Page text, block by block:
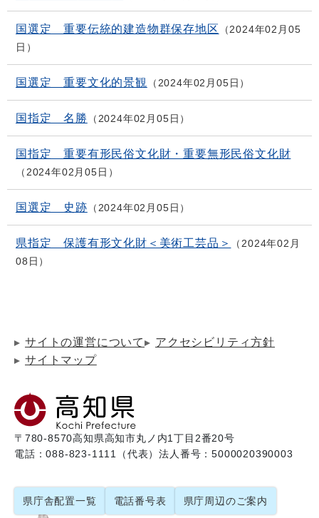
国選定 重要伝統的建造物群保存地区
2024年02月05
日
国選定 重要文化的景観 2024年02月05日
国指定 名勝 2024年02月05日
国指定 重要有形民俗文化財・重要無形民俗文化財
2024年02月05日
国選定 史跡 2024年02月05日
県指定 保護有形文化財＜美術工芸品＞
2024年02月
08日
サイトの運営について
アクセシビリティ方針
サイトマップ
〒780-8570高知県高知市丸ノ内1丁目2番20号
電話：088-823-1111（代表）法人番号：5000020390003
県庁舎配置一覧 電話番号表 県庁周辺のご案内